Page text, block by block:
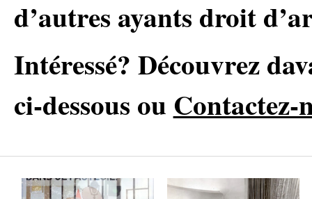
d’autres ayants droit
Intéressé? Découvrez
ci-dessous ou Contactez-